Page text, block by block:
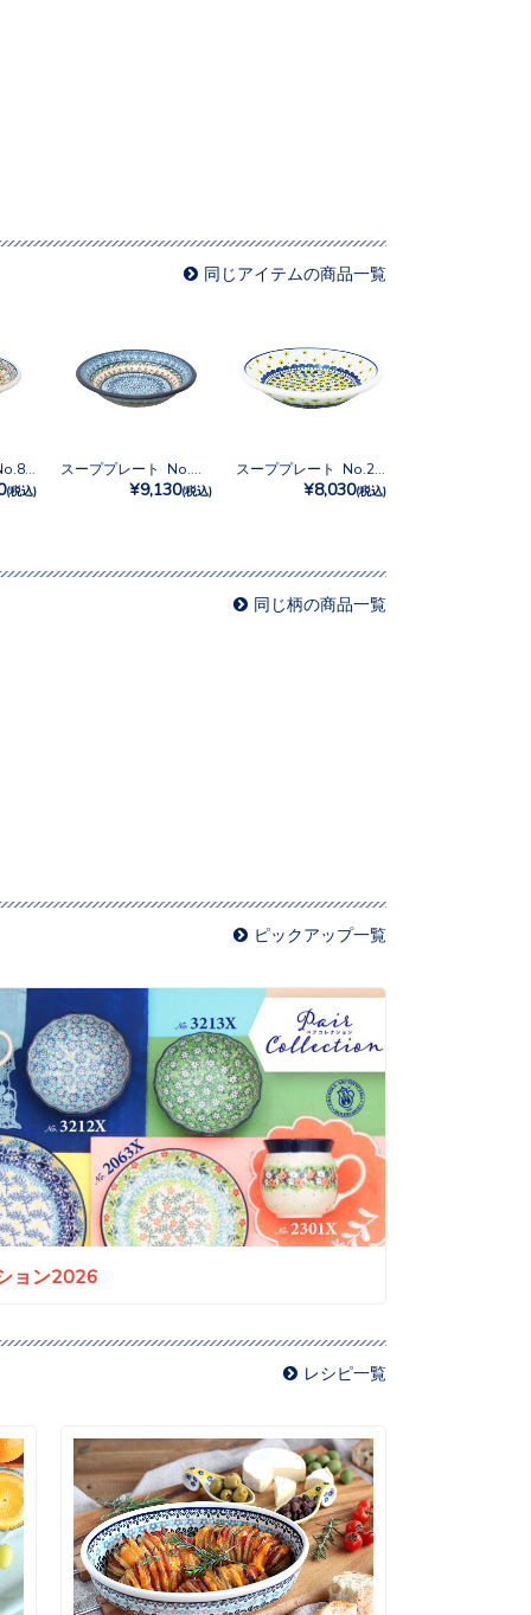
同じアイテムの商品一覧
スーププレート No.858
(税込) ¥9,130(税込) ¥8,030(税込)
同じ柄の商品一覧
ピックアップ一覧
ョン2026
レシピ一覧